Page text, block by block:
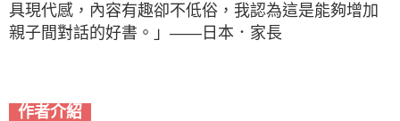
具現代感，內容有趣卻不低俗，我認為這是能夠增加
親子間對話的好書。」——日本．家長
作者介紹